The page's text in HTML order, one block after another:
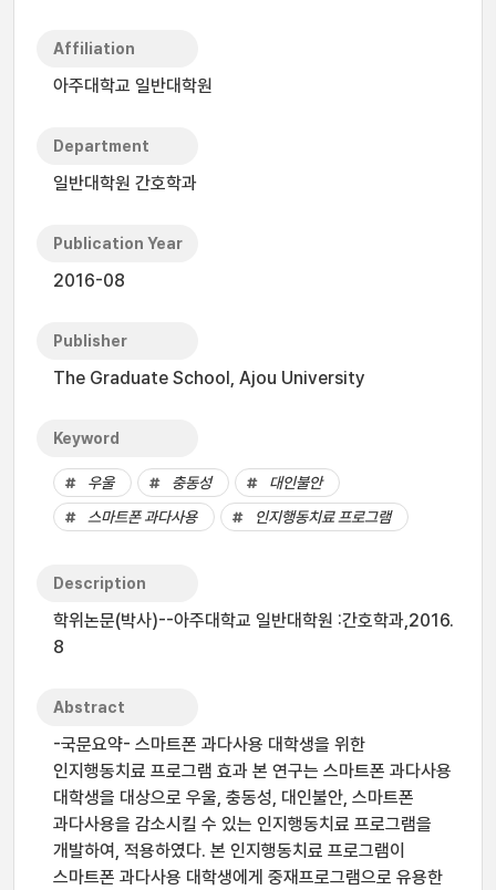
Affiliation
아주대학교 일반대학원
Department
일반대학원 간호학과
Publication Year
2016-08
Publisher
The Graduate School, Ajou University
Keyword
우울 충동성
대인불안
스마트폰 과다사용
인지행동치료 프로그램
Description
학위논문(박사)--아주대학교 일반대학원 :간호학과,2016.
8
Abstract
-국문요약- 스마트폰 과다사용 대학생을 위한
인지행동치료 프로그램 효과 본 연구는 스마트폰 과다사용
대학생을 대상으로 우울, 충동성, 대인불안, 스마트폰
과다사용을 감소시킬 수 있는 인지행동치료 프로그램을
개발하여, 적용하였다. 본 인지행동치료 프로그램이
스마트폰 과다사용 대학생에게 중재프로그램으로 유용한